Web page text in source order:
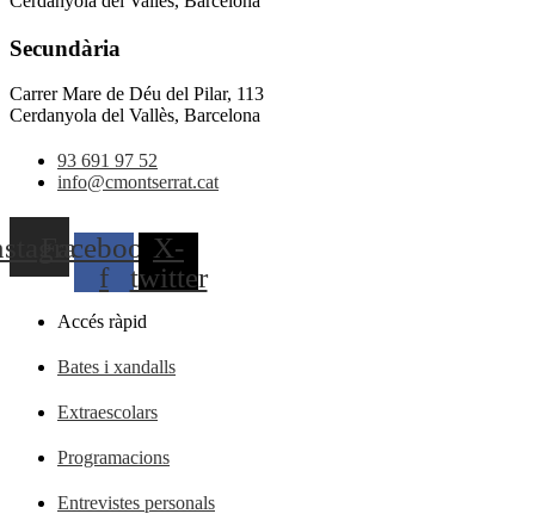
Secundària
Carrer Mare de Déu del Pilar, 113
Cerdanyola del Vallès, Barcelona
93 691 97 52
info@cmontserrat.cat
Facebook-
f
X-
twitter
Accés ràpid
Bates i xandalls
Extraescolars
Programacions
Entrevistes personals